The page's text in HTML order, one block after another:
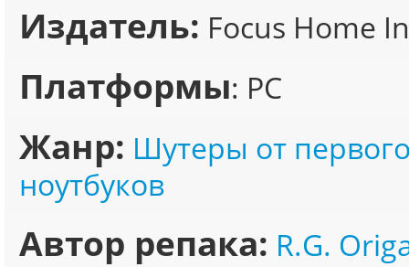
Издатель: Focus Home
Платформы: PC
Жанр: Шутеры от
ноутбуков
Автор репака: R.G.